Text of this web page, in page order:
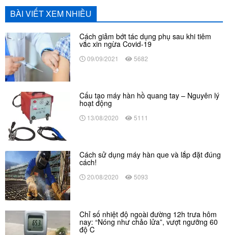
BÀI VIẾT XEM NHIỀU
Cách giảm bớt tác dụng phụ sau khi tiêm
vắc xin ngừa Covid-19
09/09/2021 5682
Cấu tạo máy hàn hồ quang tay – Nguyên lý
hoạt động
13/08/2020 5111
Cách sử dụng máy hàn que và lắp đặt đúng
cách!
20/08/2020 5093
Chỉ số nhiệt độ ngoài đường 12h trưa hôm
nay: “Nóng như chảo lửa”, vượt ngưỡng 60
độ C